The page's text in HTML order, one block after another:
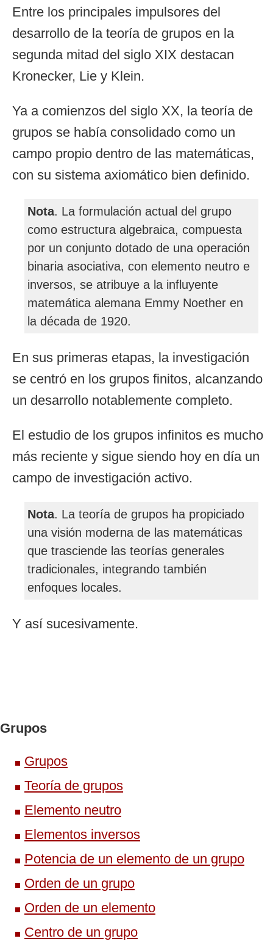
Entre los principales impulsores del
desarrollo de la teoría de grupos en la
segunda mitad del siglo XIX destacan
Kronecker, Lie y Klein.
Ya a comienzos del siglo XX, la teoría de
grupos se había consolidado como un
campo propio dentro de las matemáticas,
con su sistema axiomático bien definido.
Nota. La formulación actual del grupo
como estructura algebraica, compuesta
por un conjunto dotado de una operación
binaria asociativa, con elemento neutro e
inversos, se atribuye a la influyente
matemática alemana Emmy Noether en
la década de 1920.
En sus primeras etapas, la investigación
se centró en los grupos finitos, alcanzando
un desarrollo notablemente completo.
El estudio de los grupos infinitos es mucho
más reciente y sigue siendo hoy en día un
campo de investigación activo.
Nota. La teoría de grupos ha propiciado
una visión moderna de las matemáticas
que trasciende las teorías generales
tradicionales, integrando también
enfoques locales.
Y así sucesivamente.
Grupos
Grupos
Teoría de grupos
Elemento neutro
Elementos inversos
Potencia de un elemento de un grupo
Orden de un grupo
Orden de un elemento
Centro de un grupo